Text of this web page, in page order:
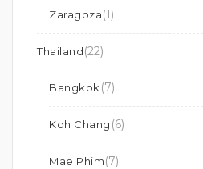
Zaragoza(1)
Thailand(22)
Bangkok (7)
Koh Chang (6)
Mae Phim(7)